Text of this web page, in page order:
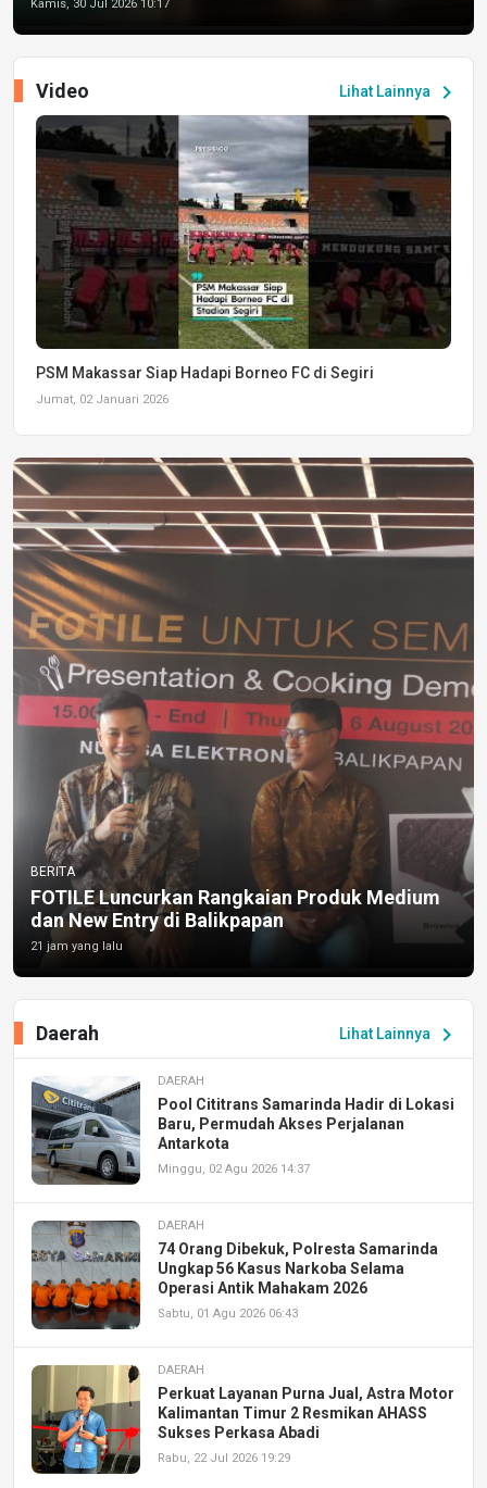
Kamis, 30 Jul 2026 10:17
Lihat Lainnya chevron_right
Video
PSM Makassar Siap Hadapi Borneo FC di Segiri
Jumat, 02 Januari 2026
BERITA
FOTILE Luncurkan Rangkaian Produk Medium
dan New Entry di Balikpapan
21 jam yang lalu
Lihat Lainnya chevron_right
Daerah
DAERAH
Pool Cititrans Samarinda Hadir di Lokasi
Baru, Permudah Akses Perjalanan
Antarkota
Minggu, 02 Agu 2026 14:37
DAERAH
74 Orang Dibekuk, Polresta Samarinda
Ungkap 56 Kasus Narkoba Selama
Operasi Antik Mahakam 2026
Sabtu, 01 Agu 2026 06:43
DAERAH
Perkuat Layanan Purna Jual, Astra Motor
Kalimantan Timur 2 Resmikan AHASS
Sukses Perkasa Abadi
Rabu, 22 Jul 2026 19:29